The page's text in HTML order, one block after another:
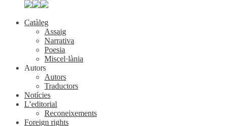
Catàleg
Assaig
Narrativa
Poesia
Miscel·lània
Autors
Autors
Traductors
Notícies
L’editorial
Reconeixements
Foreign rights